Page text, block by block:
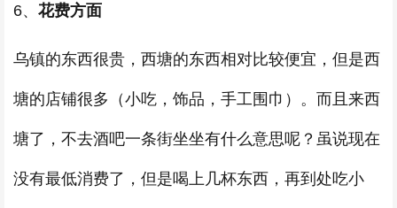
6、 花费方面
乌镇的东西很贵，西塘的东西相对比较便宜，但是西
塘的店铺很多（小吃，饰品，手工围巾）。而且来西
塘了，不去酒吧一条街坐坐有什么意思呢？虽说现在
没有最低消费了，但是喝上几杯东西，再到处吃小